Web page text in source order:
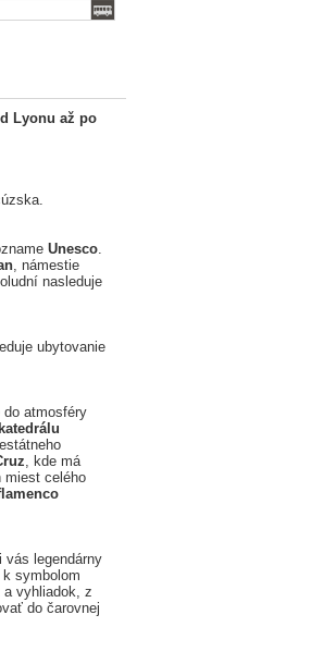
Lyonu až po
Unesco.
, námestie
nasleduje
ubytovanie
do atmosféry
katedrálu
, kde má
miest celého
vás legendárny
symbolom
a vyhliadok, z
do čarovnej